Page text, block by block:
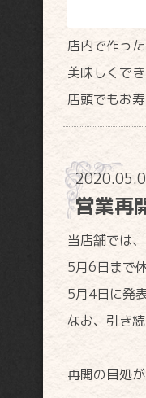
店内で作っ
美味しくで
店頭でもお
営業再
当店舗では
5月6日まで
5月4日に発
なお、引き
再開の目処